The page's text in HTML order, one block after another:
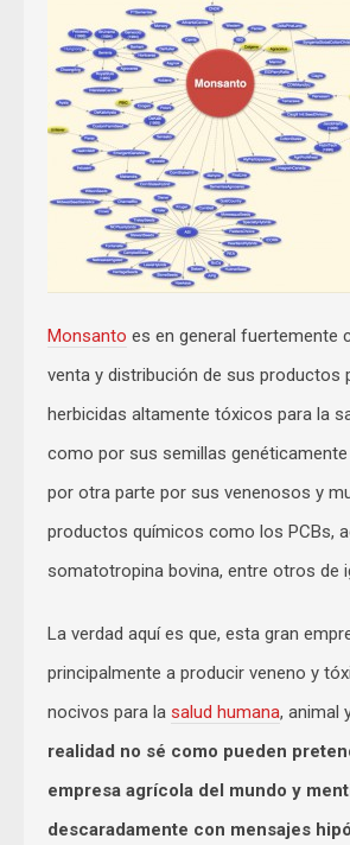
Monsanto es en general fuertemente
venta y distribución de sus productos
herbicidas altamente tóxicos para la
como por sus semillas
por otra parte por sus venenosos y
productos químicos como los PCBs,
somatotropina bovina, entre otros de
La verdad aquí es que, esta gran
principalmente a producir veneno y
nocivos para la salud humana, animal
realidad no sé como pueden
empresa agrícola del mundo y
descaradamente con mensajes